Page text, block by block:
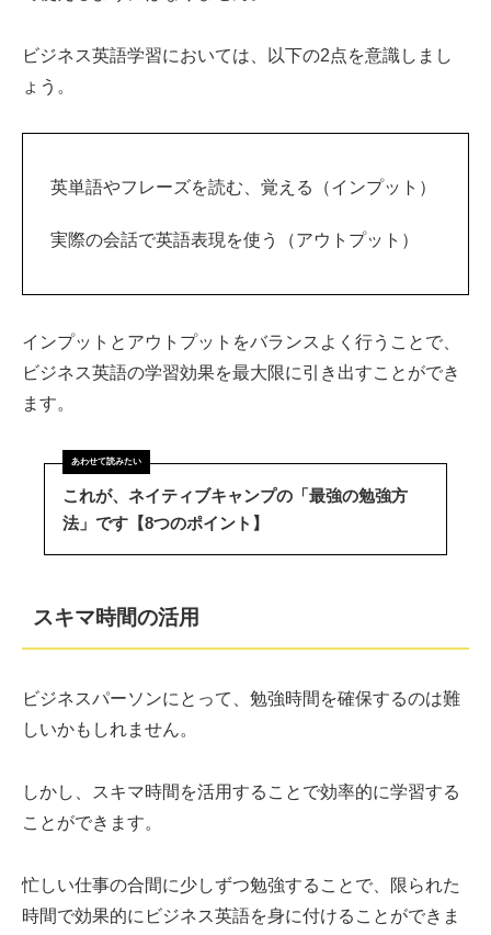
ビジネス英語学習においては、以下の2点を意識しまし
ょう。
英単語やフレーズを読む、覚える（インプット）
実際の会話で英語表現を使う（アウトプット）
インプットとアウトプットをバランスよく行うことで、
ビジネス英語の学習効果を最大限に引き出すことができ
ます。
これが、ネイティブキャンプの「最強の勉強方
法」です【8つのポイント】
スキマ時間の活用
ビジネスパーソンにとって、勉強時間を確保するのは難
しいかもしれません。
しかし、スキマ時間を活用することで効率的に学習する
ことができます。
忙しい仕事の合間に少しずつ勉強することで、限られた
時間で効果的にビジネス英語を身に付けることができま